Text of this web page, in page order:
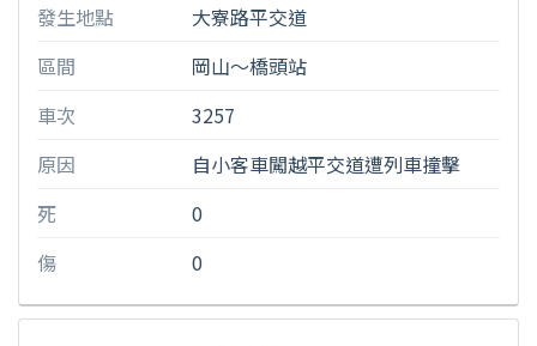
發生地點
大寮路平交道
區間
岡山〜橋頭站
車次
3257
原因
自小客車闖越平交道遭列車撞擊
死
0
傷
0